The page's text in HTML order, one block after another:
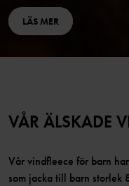
LÄS MER
VÅR ÄLSKADE
Vår vindfleece för barn
som jacka till barn storlek